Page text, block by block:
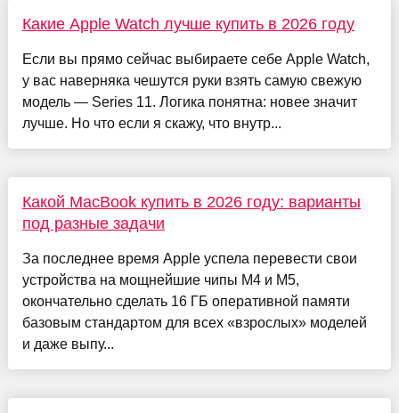
Какие Apple Watch лучше купить в 2026 году
Если вы прямо сейчас выбираете себе Apple Watch,
у вас наверняка чешутся руки взять самую свежую
модель — Series 11. Логика понятна: новее значит
лучше. Но что если я скажу, что внутр...
Какой MacBook купить в 2026 году: варианты
под разные задачи
За последнее время Apple успела перевести свои
устройства на мощнейшие чипы M4 и M5,
окончательно сделать 16 ГБ оперативной памяти
базовым стандартом для всех «взрослых» моделей
и даже выпу...